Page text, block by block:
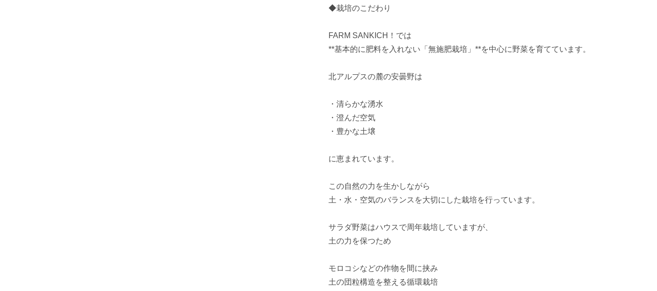
◆栽培のこだわり
FARM SANKICH！では
**基本的に肥料を入れない「無施肥栽培」**を中心に野菜を育てています。
北アルプスの麓の安曇野は
・清らかな湧水
・澄んだ空気
・豊かな土壌
に恵まれています。
この自然の力を生かしながら
土・水・空気のバランスを大切にした栽培を行っています。
サラダ野菜はハウスで周年栽培していますが、
土の力を保つため
モロコシなどの作物を間に挟み
土の団粒構造を整える循環栽培